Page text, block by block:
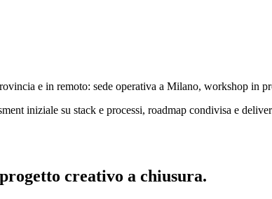
e in remoto: sede operativa a Milano, workshop in
iniziale su stack e processi, roadmap condivisa e
creativo a chiusura.